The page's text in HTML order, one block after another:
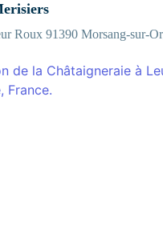
Roux 91390 Morsang-sur-